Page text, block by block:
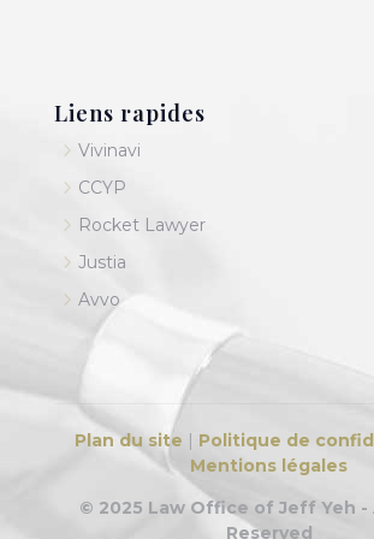
Liens rapides
5 Vivinavi
5 CCYP
5 Rocket Lawyer
5 Justia
5 Avvo
Plan du site Politique de
Mentions légales
© 2025 Law Office of Jeff Yeh -
Reserved